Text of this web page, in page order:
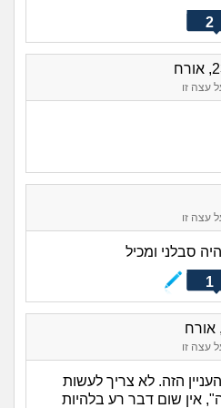
2
עצה זו
עצה זו
סבלני ומכיל
1
עצה זו
הזה. לא צריך לעשות
אין שום דבר רע בלהיות